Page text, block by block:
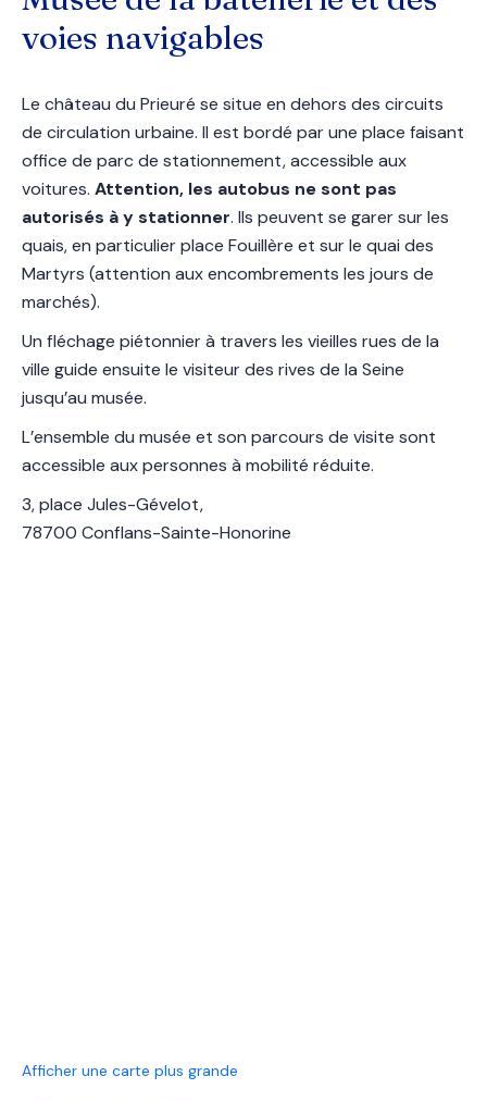
voies navigables
Le château du Prieuré se situe en dehors des circuits
de circulation urbaine. Il est bordé par une place faisant
office de parc de stationnement, accessible aux
voitures. Attention, les autobus ne sont pas
autorisés à y stationner. Ils peuvent se garer sur les
quais, en particulier place Fouillère et sur le quai des
Martyrs (attention aux encombrements les jours de
marchés).
Un fléchage piétonnier à travers les vieilles rues de la
ville guide ensuite le visiteur des rives de la Seine
jusqu’au musée.
L’ensemble du musée et son parcours de visite sont
accessible aux personnes à mobilité réduite.
3, place Jules-Gévelot,
78700 Conflans-Sainte-Honorine
Afficher une carte plus grande